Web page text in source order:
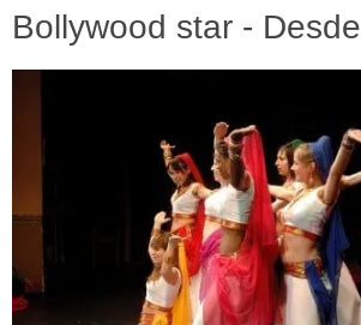
Bollywood star - Desde